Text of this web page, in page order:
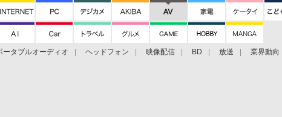
ータブルオーディオ ヘッドフォン 映像配信 BD 放送 業界動向